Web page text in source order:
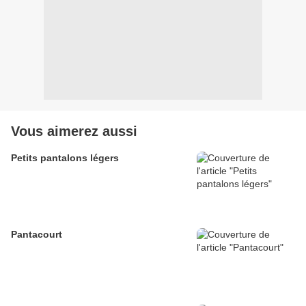
Vous aimerez aussi
Petits pantalons légers
Pantacourt